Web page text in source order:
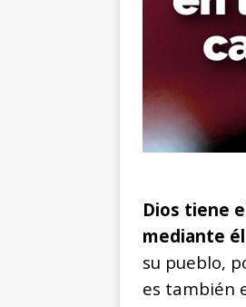
Dios tiene
mediante
su pueblo,
es también